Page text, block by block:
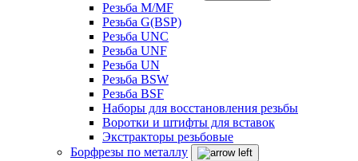
Резьба M/MF
Резьба G(BSP)
Резьба UNC
Резьба UNF
Резьба UN
Резьба BSW
Резьба BSF
Наборы для восстановления резьбы
Воротки и штифты для вставок
Экстракторы резьбовые
Борфрезы по металлу